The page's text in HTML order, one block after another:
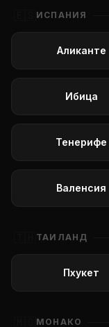
ИСПАНИЯ
Аликанте
Ибица
Тенерифе
Валенсия
ТАИЛАНД
Пхукет
МОНАКО